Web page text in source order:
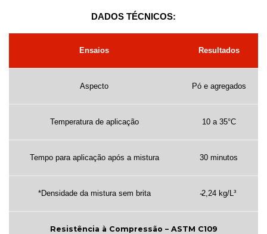
DADOS TÉCNICOS:
Ensaios Resultados
Aspecto Pó e agregados
Temperatura de aplicação 10 a 35°C
Tempo para aplicação após a mistura 30 minutos
*Densidade da mistura sem brita ̴2,24 kg/L³
Resistência à Compressão – ASTM C109